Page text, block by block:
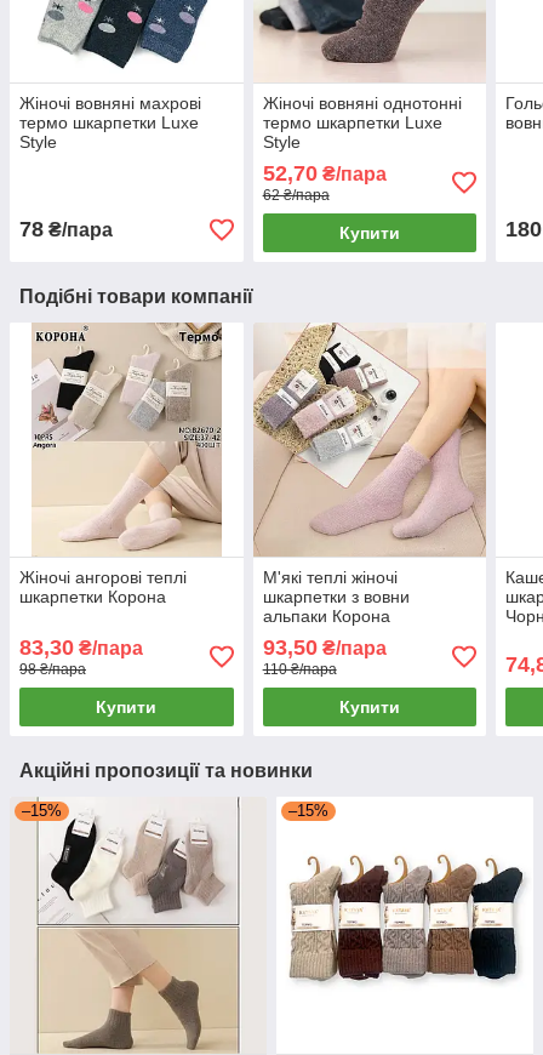
Жіночі вовняні махрові
термо шкарпетки Luxe
Style
78 ₴/пара
Жіночі вовняні однотонні
термо шкарпетки Luxe
Style
52,70₴/пара
62 ₴/пара
Купити 180
Подібні товари компанії
Жіночі ангорові теплі
шкарпетки Корона
83,30 ₴/пара
98 ₴/пара
Купити
М'які теплі жіночі
шкарпетки з вовни
альпаки Корона
93,50₴/пара
110 ₴/пара
Купити
Акційні пропозиції та новинки
–15% –15%